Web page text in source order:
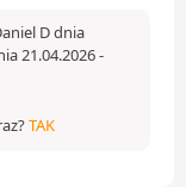
D dnia
21.04.2026-
TAK